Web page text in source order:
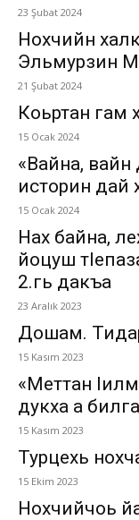
23 Şubat 2024
Нохчийн
Эльмурзин
21 Şubat 2024
Коьртан гам
15 Ocak 2024
«Вайна, вайн
историн дай
15 Ocak 2024
Нах байна,
йоцуш
2.гь дакъа
23 Aralık 2023
Дошам.
15 Kasım 2023
«Меттан
дукха а
15 Kasım 2023
Турцехь
15 Ekim 2023
Нохчийчоь